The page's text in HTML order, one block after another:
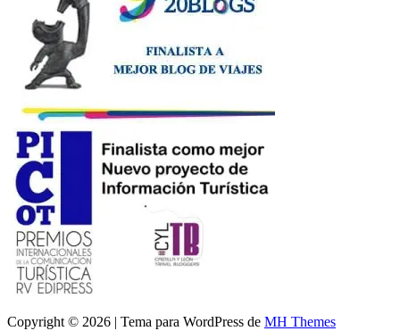
Copyright © 2026 | Tema para WordPress de MH Themes